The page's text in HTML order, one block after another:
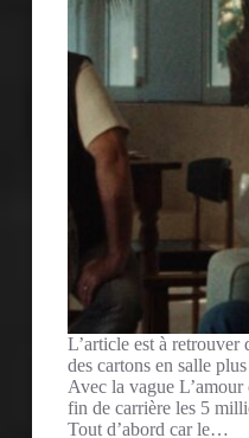
L’article est à
des cartons en salle
Avec la vague
fin de carrière les 5
Tout d’abord car le…